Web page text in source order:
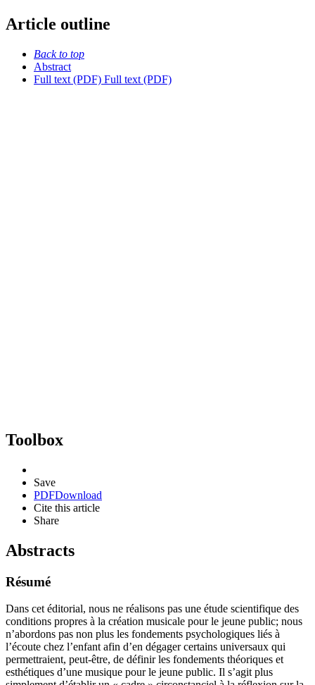
Article outline
Back to top
Abstract
Full text (PDF) Full text (PDF)
Toolbox
Save
PDFDownload
Cite this article
Share
Abstracts
Résumé
Dans cet éditorial, nous ne réalisons pas une étude scientifique des
conditions propres à la création musicale pour le jeune public; nous
n’abordons pas non plus les fondements psychologiques liés à
l’écoute chez l’enfant afin d’en dégager certains universaux qui
permettraient, peut-être, de définir les fondements théoriques et
esthétiques d’une musique pour le jeune public. Il s’agit plus